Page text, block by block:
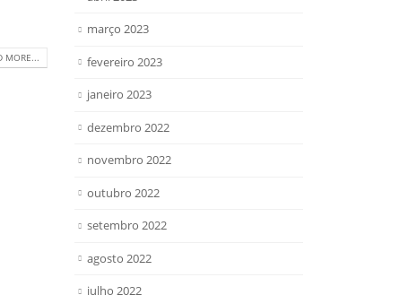
MORE...
março 2023
fevereiro 2023
janeiro 2023
dezembro 2022
novembro 2022
outubro 2022
setembro 2022
agosto 2022
julho 2022